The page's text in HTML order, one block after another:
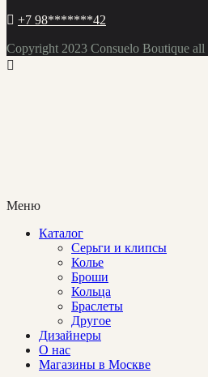
+7 98*******42
Copyright 2023 Consuelo Boutique all
Меню
Каталог
Cерьги и клипсы
Колье
Броши
Кольца
Браслеты
Другое
Дизайнеры
О нас
Магазины в Москве